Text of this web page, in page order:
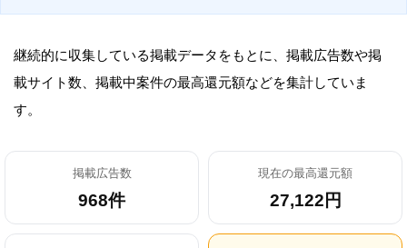
継続的に収集している掲載データをもとに、掲載広告数や掲
載サイト数、掲載中案件の最高還元額などを集計していま
す。
掲載広告数
968件
現在の最高還元額
27,122円